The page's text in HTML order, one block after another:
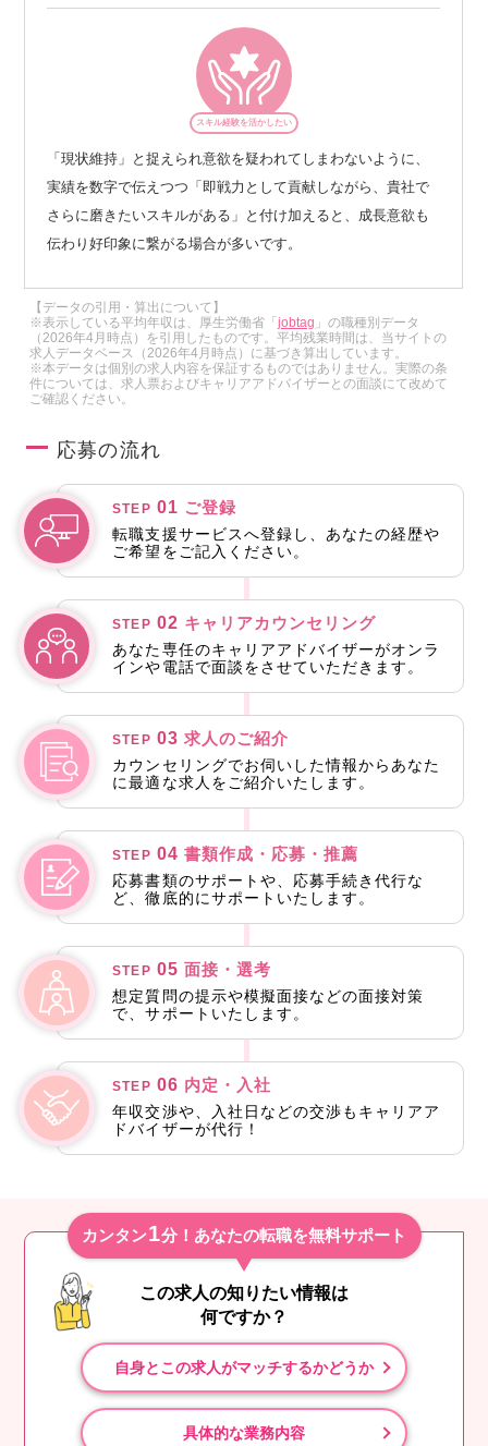
スキル経験を活かしたい
「現状維持」と捉えられ意欲を疑われてしまわないように、
実績を数字で伝えつつ「即戦力として貢献しながら、貴社で
さらに磨きたいスキルがある」と付け加えると、成長意欲も
伝わり好印象に繋がる場合が多いです。
【データの引用・算出について】
※表示している平均年収は、厚生労働省「jobtag 」の職種別データ
（2026年4月時点）を引用したものです。平均残業時間は、当サイトの
求人データベース（2026年4月時点）に基づき算出しています。
※本データは個別の求人内容を保証するものではありません。実際の条
件については、求人票およびキャリアアドバイザーとの面談にて改めて
ご確認ください。
応募の流れ
STEP 01 ご登録
転職支援サービスへ登録し、あなたの経歴や
ご希望をご記入ください。
STEP 02 キャリアカウンセリング
あなた専任のキャリアアドバイザーがオンラ
インや電話で面談をさせていただきます。
STEP 03 求人のご紹介
カウンセリングでお伺いした情報からあなた
に最適な求人をご紹介いたします。
STEP 04 書類作成・応募・推薦
応募書類のサポートや、応募手続き代行な
ど、徹底的にサポートいたします。
STEP 05 面接・選考
想定質問の提示や模擬面接などの面接対策
で、サポートいたします。
STEP 06 内定・入社
年収交渉や、入社日などの交渉もキャリアア
ドバイザーが代行！
カンタン1分！あなたの転職を無料サポート
この求人の知りたい情報は
何ですか？
自身とこの求人がマッチするかどうか
具体的な業務内容